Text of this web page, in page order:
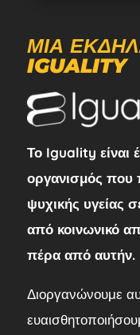
ΜΙΑ
IGUALITY
Το Iguality είναι
οργανισμός που
ψυχικής υγείας
από κοινωνικό
πέρα από αυτήν.
Διοργανώνουμε